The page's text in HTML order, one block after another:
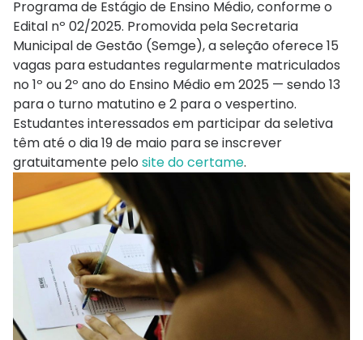
Programa de Estágio de Ensino Médio, conforme o
Edital nº 02/2025. Promovida pela Secretaria
Municipal de Gestão (Semge), a seleção oferece 15
vagas para estudantes regularmente matriculados
no 1º ou 2º ano do Ensino Médio em 2025 — sendo 13
para o turno matutino e 2 para o vespertino.
Estudantes interessados em participar da seletiva
têm até o dia 19 de maio para se inscrever
gratuitamente pelo site do certame.